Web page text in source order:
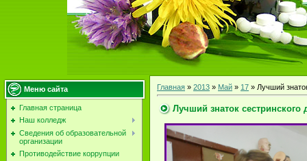
Меню сайта
Главная страница
Наш колледж
Сведения об образовательной
организации
Противодействие коррупции
Главная » 2013 » Май » 17 » Лучший
Лучший знаток сестринского